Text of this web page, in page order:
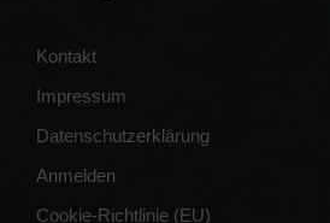
Kontakt
Impressum
Datenschutzerklärung
Anmelden
Cookie-Richtlinie (EU)